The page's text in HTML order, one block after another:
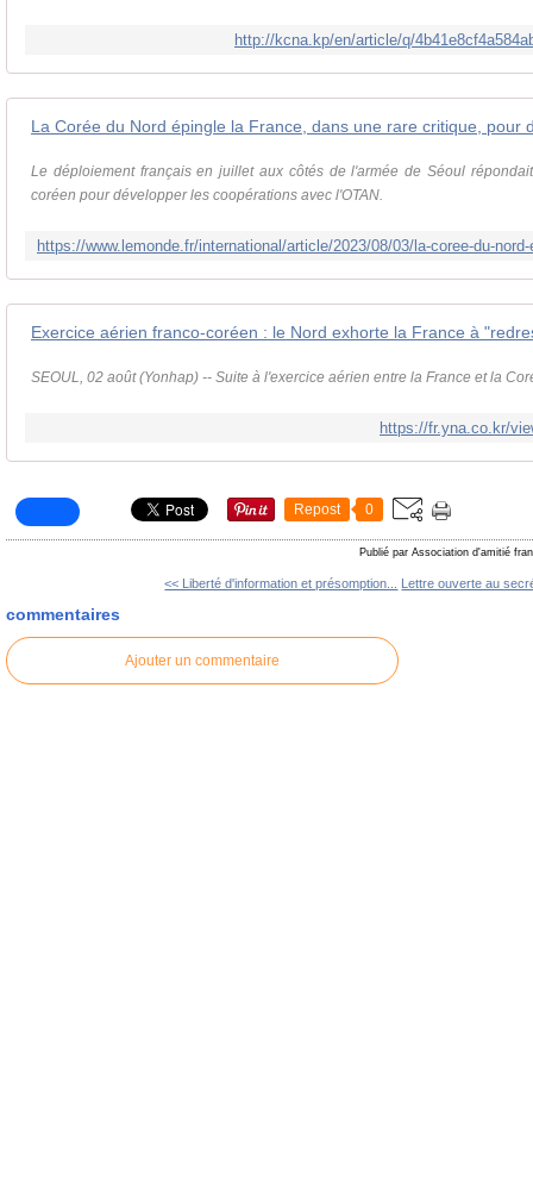
http://kcna.kp/en/article/q/
Le déploiement français en juillet aux côtés de l'armée de Séoul
coréen pour développer les coopérations avec l'OTAN.
SEOUL, 02 août (Yonhap) -- Suite à l'exercice aérien entre la France et la
https://fr.yna.co.kr/
Repost 0
Publié par Association d'amitié
<< Liberté d'information et présomption... Lettre ouverte au
commentaires
Ajouter un commentaire